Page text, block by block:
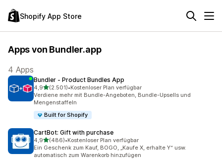
Shopify App Store
Apps von Bundler.app
4 Apps
Bundler ‑ Product Bundles App
4,9von 5 Sternen
(2.501)
2501 Rezensionen insgesamt
•Kostenloser Plan verfügbar
Verdiene mehr mit Bundle-Angeboten, Bundle-Upsells und
Mengenstaffeln
Built for Shopify
CartBot: Gift with purchase
4,9von 5 Sternen
(486)
486 Rezensionen insgesamt
•Kostenloser Plan verfügbar
Ein Geschenk zum Kauf, BOGO, „Kaufe X, erhalte Y“ usw.
automatisch zum Warenkorb hinzufügen